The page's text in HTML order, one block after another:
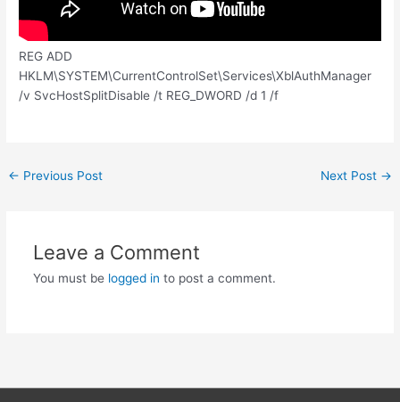
REG ADD
HKLM\SYSTEM\CurrentControlSet\Services\XblAuthManager
/v SvcHostSplitDisable /t REG_DWORD /d 1 /f
Post
← Previous Post Next Post →
Leave a Comment
You must be logged in to post a comment.